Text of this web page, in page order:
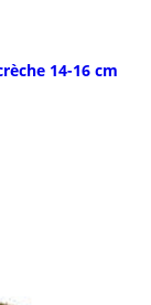
14-16 cm